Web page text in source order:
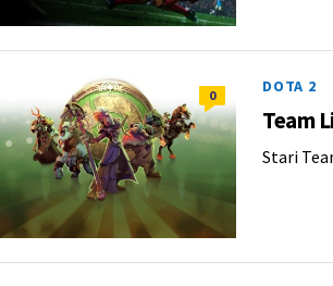
0 DOTA 2
Team
Stari